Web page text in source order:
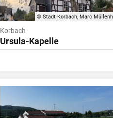
© Stadt Korbach, Marc
Korbach
Ursula-Kapelle